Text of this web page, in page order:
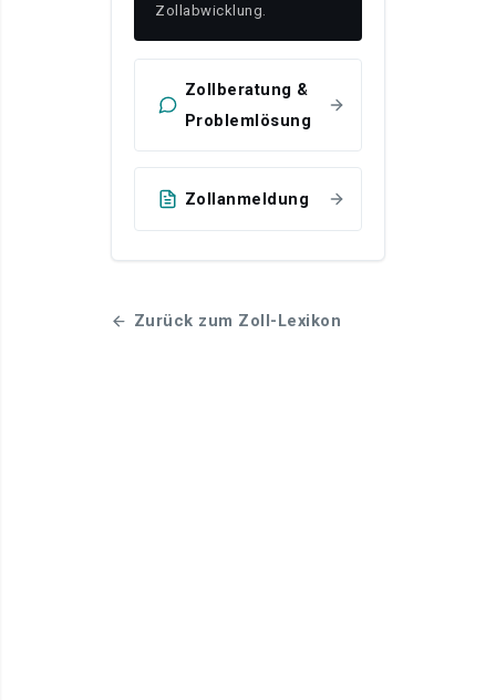
Zollabwicklung.
Zollberatung &
Problemlösung
Zollanmeldung
Zurück zum Zoll-Lexikon